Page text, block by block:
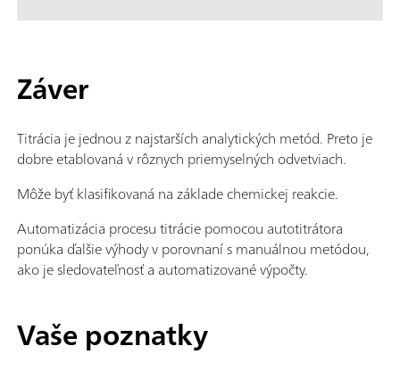
Záver
Titrácia je jednou z najstarších analytických metód. Preto je
dobre etablovaná v rôznych priemyselných odvetviach.
Môže byť klasifikovaná na základe chemickej reakcie.
Automatizácia procesu titrácie pomocou autotitrátora
ponúka ďalšie výhody v porovnaní s manuálnou metódou,
ako je sledovateľnosť a automatizované výpočty.
Vaše poznatky